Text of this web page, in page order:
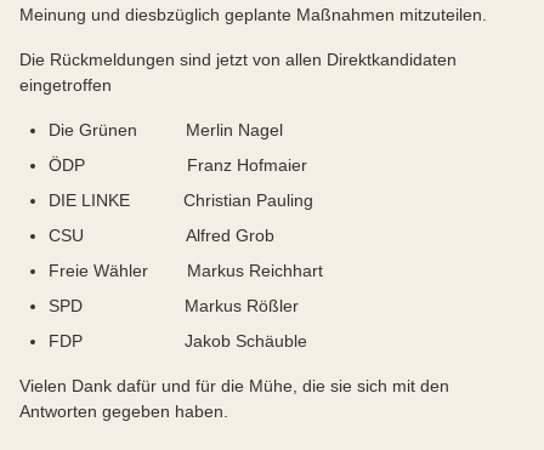
Meinung und diesbzüglich geplante Maßnahmen mitzuteilen.
Die Rückmeldungen sind jetzt von allen Direktkandidaten
eingetroffen
Die Grünen Merlin Nagel
ÖDP Franz Hofmaier
DIE LINKE Christian Pauling
CSU Alfred Grob
Freie Wähler Markus Reichhart
SPD Markus Rößler
FDP Jakob Schäuble
Vielen Dank dafür und für die Mühe, die sie sich mit den
Antworten gegeben haben.